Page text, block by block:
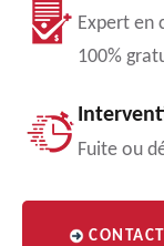
Expert en
100%
Fuite ou